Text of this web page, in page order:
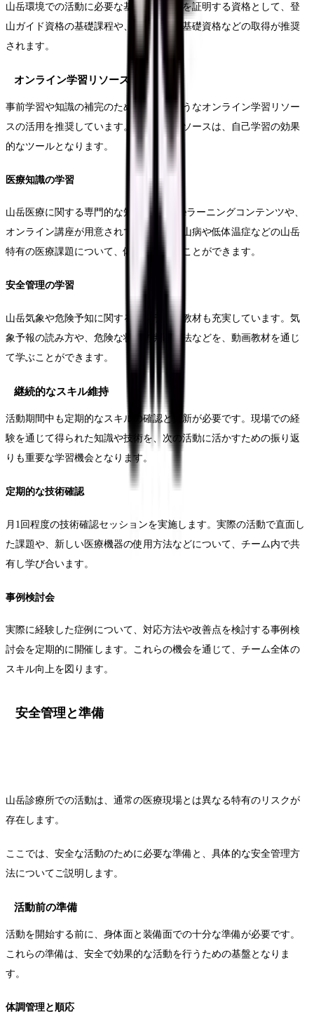
山岳環境での活動に必要な基本的な技術を証明する資格として、登
山ガイド資格の基礎課程や、山岳救助の基礎資格などの取得が推奨
されます。
オンライン学習リソース
事前学習や知識の補完のため、以下のようなオンライン学習リソー
スの活用を推奨しています。これらのリソースは、自己学習の効果
的なツールとなります。
医療知識の学習
山岳医療に関する専門的な知識を学べるeラーニングコンテンツや、
オンライン講座が用意されています。高山病や低体温症などの山岳
特有の医療課題について、体系的に学ぶことができます。
安全管理の学習
山岳気象や危険予知に関するオンライン教材も充実しています。気
象予報の読み方や、危険な状況の判断方法などを、動画教材を通じ
て学ぶことができます。
継続的なスキル維持
活動期間中も定期的なスキルの確認と更新が必要です。現場での経
験を通じて得られた知識や技術を、次の活動に活かすための振り返
りも重要な学習機会となります。
定期的な技術確認
月1回程度の技術確認セッションを実施します。実際の活動で直面し
た課題や、新しい医療機器の使用方法などについて、チーム内で共
有し学び合います。
事例検討会
実際に経験した症例について、対応方法や改善点を検討する事例検
討会を定期的に開催します。これらの機会を通じて、チーム全体の
スキル向上を図ります。
安全管理と準備
山岳診療所での活動は、通常の医療現場とは異なる特有のリスクが
存在します。
ここでは、安全な活動のために必要な準備と、具体的な安全管理方
法についてご説明します。
活動前の準備
活動を開始する前に、身体面と装備面での十分な準備が必要です。
これらの準備は、安全で効果的な活動を行うための基盤となりま
す。
体調管理と順応